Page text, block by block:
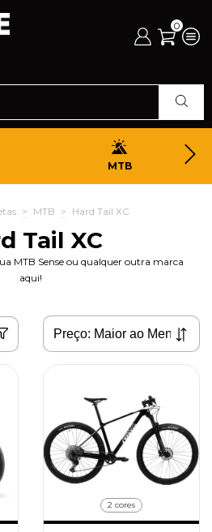
0
MTB
> MTB > Hard Tail XC
Tail XC
MTB Sense ou qualquer outra marca
aqui!
2 cores